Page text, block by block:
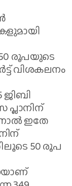
രൂപയുടെ
വിശകലനം
ജിബി
പ്ലാനിന്
ഇതേ
50 രൂപ